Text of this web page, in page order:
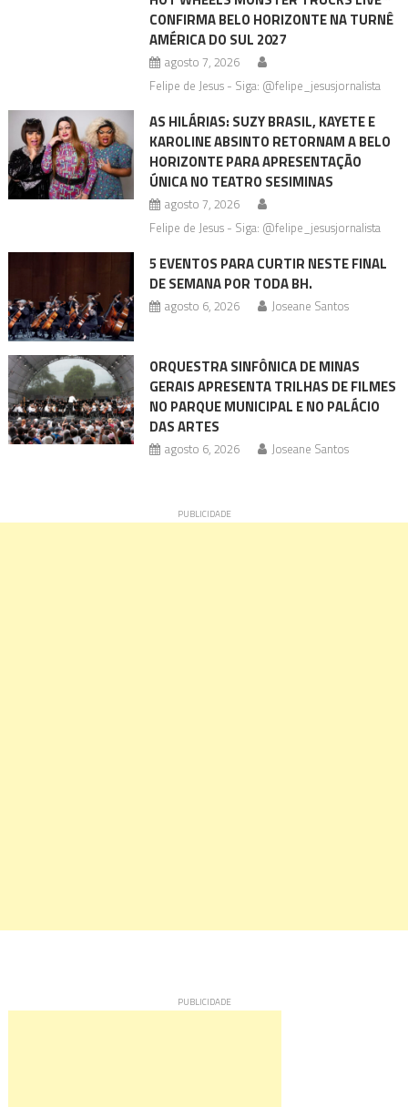
CONFIRMA BELO HORIZONTE NA TURNÊ
AMÉRICA DO SUL 2027
agosto 7, 2026
Felipe de Jesus - Siga: @felipe_jesusjornalista
AS HILÁRIAS: SUZY BRASIL, KAYETE E
KAROLINE ABSINTO RETORNAM A BELO
HORIZONTE PARA APRESENTAÇÃO
ÚNICA NO TEATRO SESIMINAS
agosto 7, 2026
Felipe de Jesus - Siga: @felipe_jesusjornalista
5 EVENTOS PARA CURTIR NESTE FINAL
DE SEMANA POR TODA BH.
agosto 6, 2026 Joseane Santos
ORQUESTRA SINFÔNICA DE MINAS
GERAIS APRESENTA TRILHAS DE FILMES
NO PARQUE MUNICIPAL E NO PALÁCIO
DAS ARTES
agosto 6, 2026 Joseane Santos